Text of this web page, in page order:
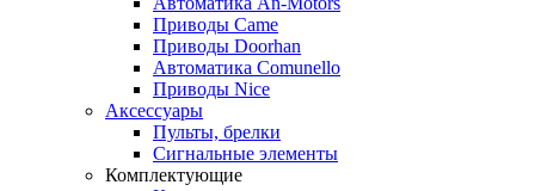
Приводы Came
Приводы Doorhan
Автоматика Comunello
Приводы Nice
Аксессуары
Пульты, брелки
Сигнальные элементы
Комплектующие